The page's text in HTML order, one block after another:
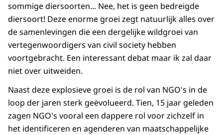
sommige diersoorten... Nee, het is geen bedreigde
diersoort! Deze enorme groei zegt natuurlijk alles over
de samenlevingen die een dergelijke wildgroei van
vertegenwoordigers van civil society hebben
voortgebracht. Een interessant debat maar ik zal daar
niet over uitweiden.
Naast deze explosieve groei is de rol van NGO's in de
loop der jaren sterk geëvolueerd. Tien, 15 jaar geleden
zagen NGO's vooral een dappere rol voor zichzelf in
het identificeren en agenderen van maatschappelijke